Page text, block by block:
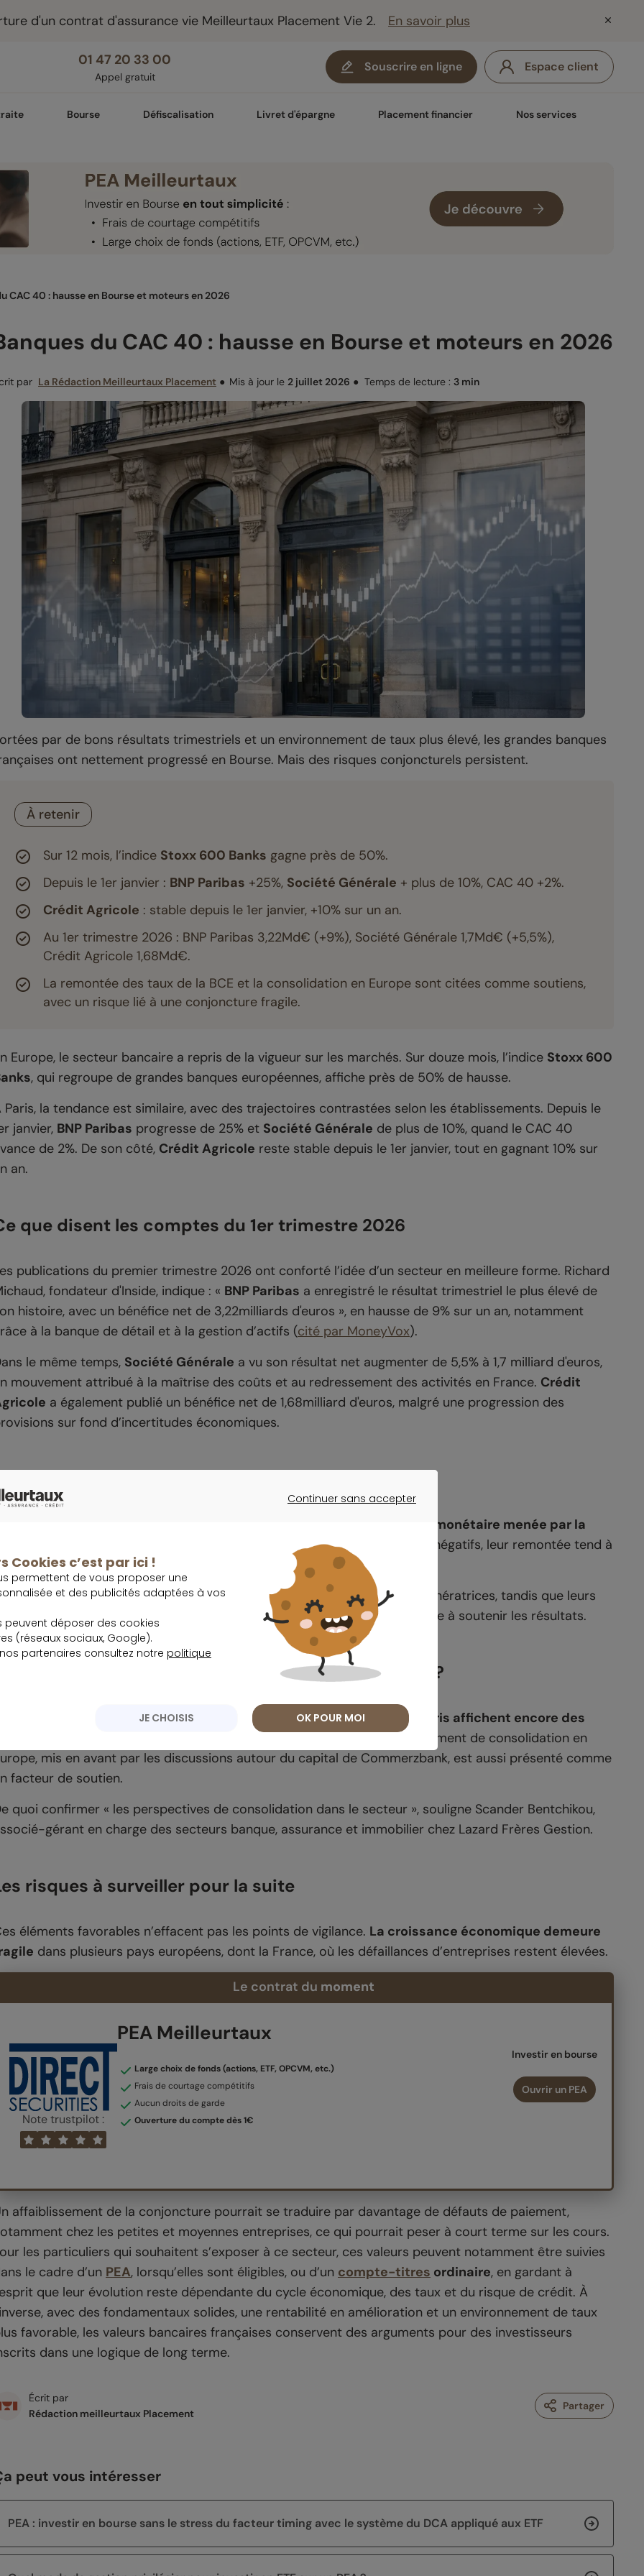
d'un contrat d'assurance vie Meilleurtaux Placement Vie 2. En savoir plus
01 47 20 33 00
Appel gratuit
Souscrire en ligne Espace client
Bourse Défiscalisation Livret d'épargne Placement financier Nos services
CAC 40 : hausse en Bourse et moteurs en 2026
du CAC 40 : hausse en Bourse et moteurs en 2026
par La Rédaction Meilleurtaux Placement ● Mis à jour le 2 juillet 2026 ● Temps de lecture : 3 min
par de bons résultats trimestriels et un environnement de taux plus élevé, les grandes banques
ont nettement progressé en Bourse. Mais des risques conjoncturels persistent.
À retenir
Sur 12 mois, l’indice Stoxx 600 Banks gagne près de 50%.
Depuis le 1er janvier : BNP Paribas +25%, Société Générale + plus de 10%, CAC 40 +2%.
Crédit Agricole : stable depuis le 1er janvier, +10% sur un an.
Au 1er trimestre 2026 : BNP Paribas 3,22Md€ (+9%), Société Générale 1,7Md€ (+5,5%),
Crédit Agricole 1,68Md€.
La remontée des taux de la BCE et la consolidation en Europe sont citées comme soutiens,
avec un risque lié à une conjoncture fragile.
Europe, le secteur bancaire a repris de la vigueur sur les marchés. Sur douze mois, l’indice Stoxx 600
, qui regroupe de grandes banques européennes, affiche près de 50% de hausse.
Paris, la tendance est similaire, avec des trajectoires contrastées selon les établissements. Depuis le
janvier, BNP Paribas progresse de 25% et Société Générale de plus de 10%, quand le CAC 40
de 2%. De son côté, Crédit Agricole reste stable depuis le 1er janvier, tout en gagnant 10% sur
an.
que disent les comptes du 1er trimestre 2026
publications du premier trimestre 2026 ont conforté l’idée d’un secteur en meilleure forme. Richard
fondateur d'Inside, indique : « BNP Paribas a enregistré le résultat trimestriel le plus élevé de
histoire, avec un bénéfice net de 3,22milliards d'euros », en hausse de 9% sur un an, notamment
à la banque de détail et à la gestion d’actifs (cité par MoneyVox).
le même temps, Société Générale a vu son résultat net augmenter de 5,5% à 1,7 milliard d'euros,
mouvement attribué à la maîtrise des coûts et au redressement des activités en France. Crédit
a également publié un bénéfice net de 1,68milliard d'euros, malgré une progression des
sur fond d’incertitudes économiques.
la politique monétaire menée par la
. Après une période de taux très bas, voire négatifs, leur remontée tend à
les performances des banques.
pratique, les établissements peuvent prêter à des conditions plus rémunératrices, tandis que leurs
de refinancement demeurent relativement contenus, ce qui contribue à soutenir les résultats.
et consolidation en Europe : quel effet ?
la hausse récente des cours,
les banques françaises cotées à Paris affichent encore des
par de nombreux analystes. Le mouvement de consolidation en
mis en avant par les discussions autour du capital de Commerzbank, est aussi présenté comme
facteur de soutien.
quoi confirmer « les perspectives de consolidation dans le secteur », souligne Scander Bentchikou,
gérant en charge des secteurs banque, assurance et immobilier chez Lazard Frères Gestion.
risques à surveiller pour la suite
éléments favorables n’effacent pas les points de vigilance. La croissance économique demeure
dans plusieurs pays européens, dont la France, où les défaillances d’entreprises restent élevées.
Le contrat du moment
Note trustpilot :
PEA Meilleurtaux
Large choix de fonds (actions, ETF, OPCVM, etc.)
Frais de courtage compétitifs
Aucun droits de garde
Ouverture du compte dès 1€
Investir en bourse
Ouvrir un PEA
affaiblissement de la conjoncture pourrait se traduire par davantage de défauts de paiement,
chez les petites et moyennes entreprises, ce qui pourrait peser à court terme sur les cours.
les particuliers qui souhaitent s’exposer à ce secteur, ces valeurs peuvent notamment être suivies
le cadre d’un PEA, lorsqu’elles sont éligibles, ou d’un compte-titres ordinaire, en gardant à
que leur évolution reste dépendante du cycle économique, des taux et du risque de crédit. À
avec des fondamentaux solides, une rentabilité en amélioration et un environnement de taux
favorable, les valeurs bancaires françaises conservent des arguments pour des investisseurs
dans une logique de long terme.
Écrit par
Rédaction meilleurtaux Placement
Partager
peut vous intéresser
PEA : investir en bourse sans le stress du facteur timing avec le système du DCA appliqué aux ETF
Continuer sans accepter
Cookies c’est par ici !
permettent de vous proposer une
et des publicités adaptées à vos
peuvent déposer des cookies
(réseaux sociaux, Google).
partenaires consultez notre politique
JE CHOISIS OK POUR MOI